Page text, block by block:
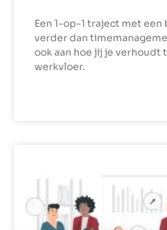
Een 1-op-1 traject met een
verder dan
ook aan hoe jij je verhoudt
werkvloer.